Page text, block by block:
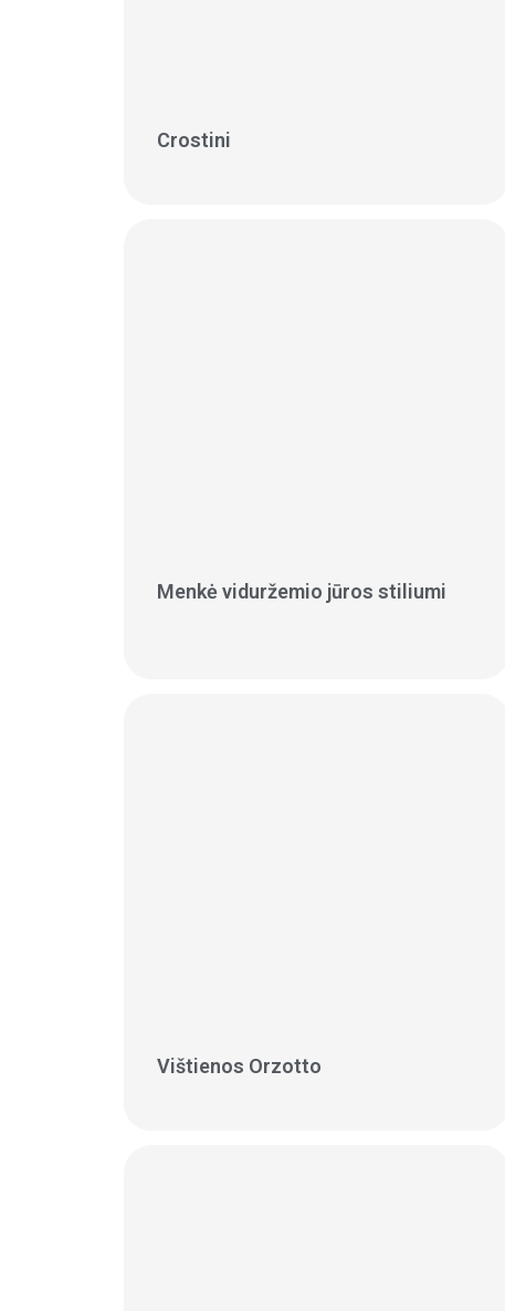
Crostini
Menkė viduržemio jūros stiliumi
Vištienos Orzotto